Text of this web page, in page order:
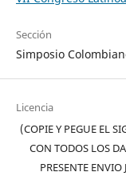
Sección
Simposio
Licencia
(COPIE Y PEGUE EL
CON TODOS LOS
PRESENTE